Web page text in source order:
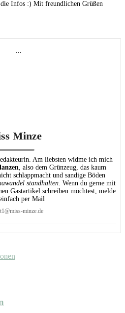
Infos :) Mit freundlichen Grüßen
Minze
Am liebsten widme ich mich
, also dem Grünzeug, das kaum
schlappmacht und sandige Böden
standhalten. Wenn du gerne mit
Gastartikel schreiben möchtest, melde
per Mail
minze.de